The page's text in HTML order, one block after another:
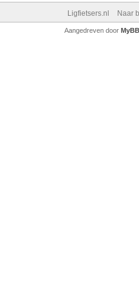
Ligfietsers.nl Naar
Aangedreven door MyBB